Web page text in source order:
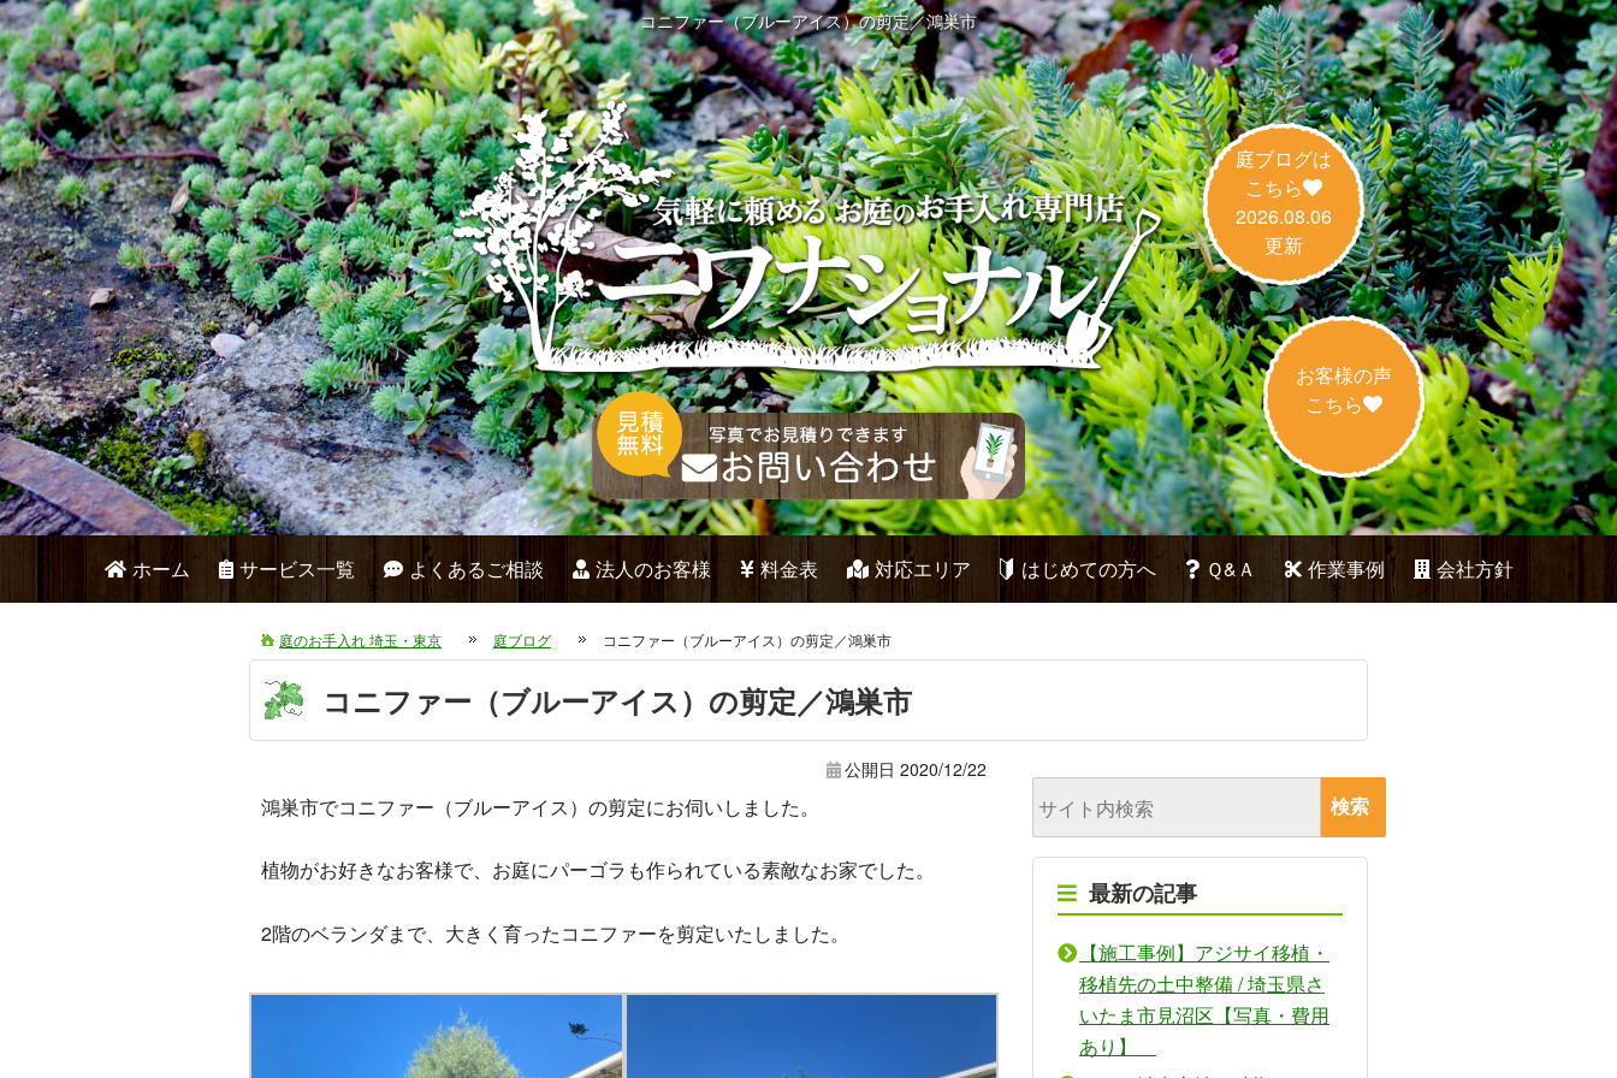
コニファー（ブルーアイス）の剪定／鴻巣市
庭ブログは
こちら
2026.08.06
更新
お客様の声
こちら
ホーム サービス一覧 よくあるご相談 法人のお客様 料金表 対応エリア はじめての方へ Ｑ&Ａ 作業事例 会社方針
庭のお手入れ 埼玉・東京 庭ブログ コニファー（ブルーアイス）の剪定／鴻巣市
コニファー（ブルーアイス）の剪定／鴻巣市
公開日2020/12/22
鴻巣市でコニファー（ブルーアイス）の剪定にお伺いしました。
植物がお好きなお客様で、お庭にパーゴラも作られている素敵なお家でした。
2階のベランダまで、大きく育ったコニファーを剪定いたしました。
最新の記事
【施工事例】アジサイ移植・
移植先の土中整備 / 埼玉県さ
いたま市見沼区【写真・費用
あり】